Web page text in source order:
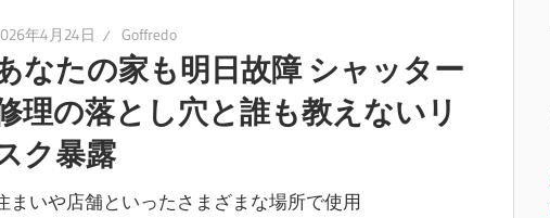
年4月24日 Goffredo
なたの家も明日故障 シャッター
理の落とし穴と誰も教えないリ
ク暴露
まいや店舗といったさまざまな場所で使用